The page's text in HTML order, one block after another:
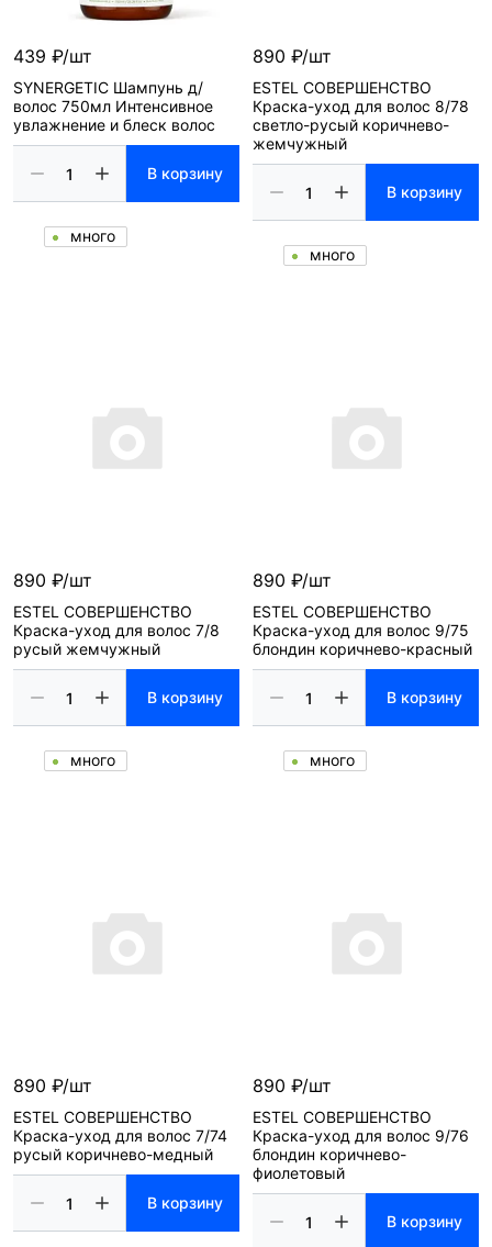
439 ₽/шт
SYNERGETIC Шампунь д/
волос 750мл Интенсивное
увлажнение и блеск волос
В корзину
много
890 ₽/шт
ESTEL СОВЕРШЕНСТВО
Краска-уход для волос 8/78
светло-русый коричнево-
жемчужный
В корзину
много
890 ₽/шт
ESTEL СОВЕРШЕНСТВО
Краска-уход для волос 7/8
русый жемчужный
В корзину
много
890 ₽/шт
ESTEL СОВЕРШЕНСТВО
Краска-уход для волос 9/75
блондин коричнево-красный
В корзину
много
890 ₽/шт
ESTEL СОВЕРШЕНСТВО
Краска-уход для волос 7/74
русый коричнево-медный
В корзину
890 ₽/шт
ESTEL СОВЕРШЕНСТВО
Краска-уход для волос 9/76
блондин коричнево-
фиолетовый
В корзину